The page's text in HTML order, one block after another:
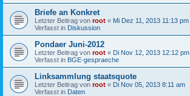
Briefe an Konkret
Letzter Beitrag von root « Mi Dez 11, 2013 11:13 pm
Verfasst in Diskussion
Pondaer Juni-2012
Letzter Beitrag von root « Di Nov 12, 2013 12:12 pm
Verfasst in BGE-gespraeche
Linksammlung staatsquote
Letzter Beitrag von root « Di Nov 05, 2013 8:11 am
Verfasst in Daten